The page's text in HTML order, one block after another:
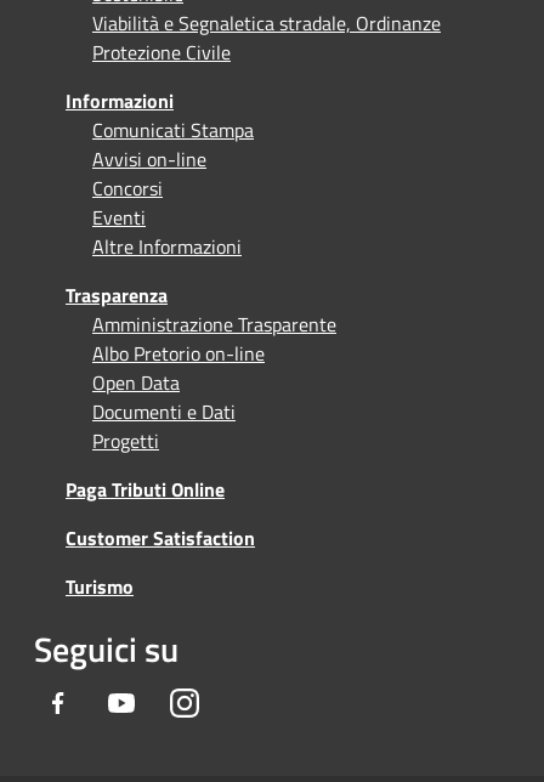
Viabilità e Segnaletica stradale, Ordinanze
Protezione Civile
Informazioni
Comunicati Stampa
Avvisi on-line
Concorsi
Eventi
Altre Informazioni
Trasparenza
Amministrazione Trasparente
Albo Pretorio on-line
Open Data
Documenti e Dati
Progetti
Paga Tributi Online
Customer Satisfaction
Turismo
Seguici su
Facebook YoutubeInstagram